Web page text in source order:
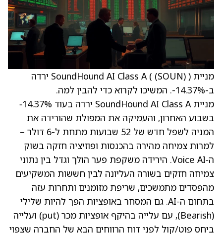
מניית SoundHound AI Class A ( (SOUN)
) ירדה
ב-‎14.37%-. המשיכו לקרוא כדי להבין למה.
מניית SoundHound AI Class A ירדה בעוד ‎14.37%‑
בשבוע האחרון, והעמיקה את המפולת שהורידה את
המניה לשפל חדש של 52 שבועות מתחת ל-6 דולר –
למרות צמיחה מהירה בהכנסות ופוזיציה חזקה בשוק
ה‑Voice AI. הירידה משקפת פער הולך וגדל בין נתוני
צמיחה חזקים בשורה העליונה לבין חששות המשקיעים
מהפסדים מתמשכים, שריפת מזומנים ותחרות עזה
בתחום ה-AI. גם המסחר באופציות הפך להיות שלילי
(Bearish), עם עלייה בהיקף אופציות מכר (put) ועלייה
ביחס פוט/קול לפני דוח הרווחים הבא של החברה שצפוי